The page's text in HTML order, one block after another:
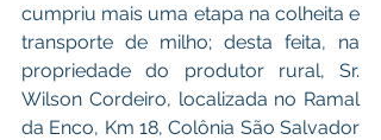
cumpriu mais uma etapa na colheita e
transporte de milho; desta feita, na
propriedade do produtor rural, Sr.
Wilson Cordeiro, localizada no Ramal
da Enco, Km 18, Colônia São Salvador